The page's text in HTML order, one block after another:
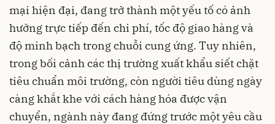
mại hiện đại, đang trở thành một yếu tố có ảnh
hưởng trực tiếp đến chi phí, tốc độ giao hàng và
độ minh bạch trong chuỗi cung ứng. Tuy nhiên,
trong bối cảnh các thị trường xuất khẩu siết chặt
tiêu chuẩn môi trường, còn người tiêu dùng ngày
càng khắt khe với cách hàng hóa được vận
chuyển, ngành này đang đứng trước một yêu cầu